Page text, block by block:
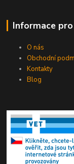
Informace
O nás
Obchodní
Kontakty
Blog